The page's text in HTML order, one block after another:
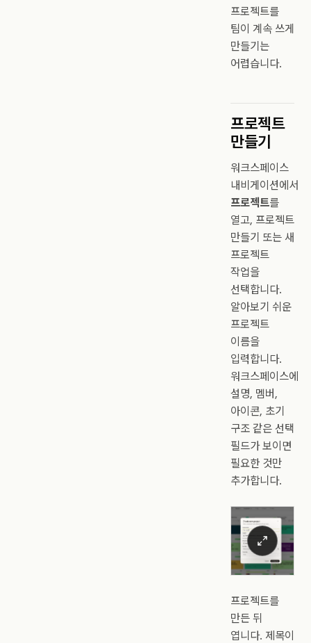
프로젝트를
팀이 계속 쓰게
만들기는
어렵습니다.
프로젝트
만들기
워크스페이스
내비게이션에서
프로젝트를
열고, 프로젝트
만들기 또는 새
프로젝트
작업을
선택합니다.
알아보기 쉬운
프로젝트
이름을
입력합니다.
워크스페이스에
설명, 멤버,
아이콘, 초기
구조 같은 선택
필드가 보이면
필요한 것만
추가합니다.
프로젝트를
만든 뒤
엽니다. 제목이